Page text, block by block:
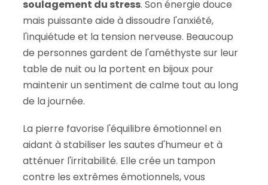
soulagement du stress. Son énergie douce
mais puissante aide à dissoudre l'anxiété,
l'inquiétude et la tension nerveuse. Beaucoup
de personnes gardent de l'améthyste sur leur
table de nuit ou la portent en bijoux pour
maintenir un sentiment de calme tout au long
de la journée.
La pierre favorise l'équilibre émotionnel en
aidant à stabiliser les sautes d'humeur et à
atténuer l'irritabilité. Elle crée un tampon
contre les extrêmes émotionnels, vous